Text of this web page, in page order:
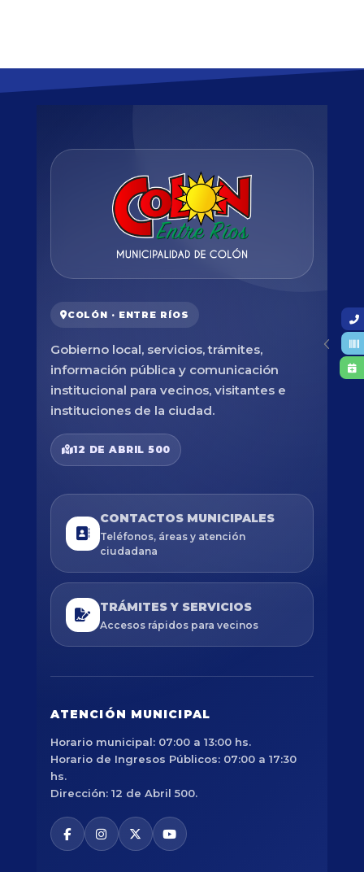
COLÓN · ENTRE RÍOS
Gobierno local, servicios, trámites,
información pública y comunicación
institucional para vecinos, visitantes e
instituciones de la ciudad.
12 DE ABRIL 500
CONTACTOS MUNICIPALES
Teléfonos, áreas y atención
ciudadana
TRÁMITES Y SERVICIOS
Accesos rápidos para vecinos
ATENCIÓN MUNICIPAL
Horario municipal: 07:00 a 13:00 hs.
Horario de Ingresos Públicos: 07:00 a 17:30
hs.
Dirección: 12 de Abril 500.